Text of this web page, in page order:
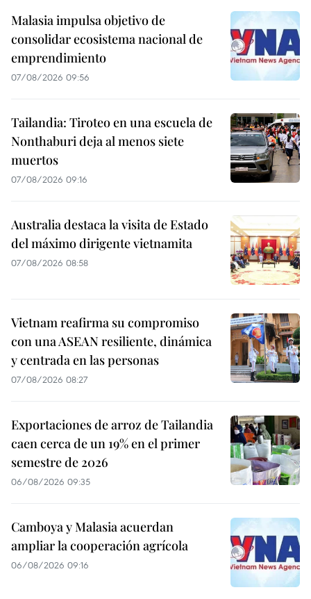
Malasia impulsa objetivo de
consolidar ecosistema nacional de
emprendimiento
07/08/2026 09:56
Tailandia: Tiroteo en una escuela de
Nonthaburi deja al menos siete
muertos
07/08/2026 09:16
Australia destaca la visita de Estado
del máximo dirigente vietnamita
07/08/2026 08:58
Vietnam reafirma su compromiso
con una ASEAN resiliente, dinámica
y centrada en las personas
07/08/2026 08:27
Exportaciones de arroz de Tailandia
caen cerca de un 19% en el primer
semestre de 2026
06/08/2026 09:35
Camboya y Malasia acuerdan
ampliar la cooperación agrícola
06/08/2026 09:16